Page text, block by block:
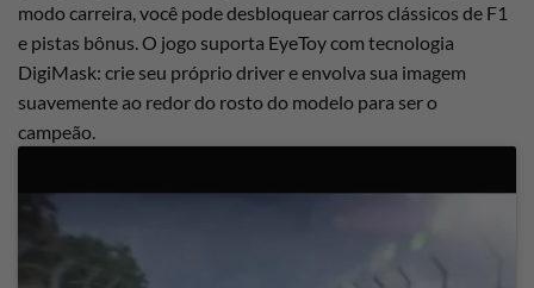
modo carreira, você pode desbloquear carros clássicos de F1
e pistas bônus. O jogo suporta EyeToy com tecnologia
DigiMask: crie seu próprio driver e envolva sua imagem
suavemente ao redor do rosto do modelo para ser o
campeão.